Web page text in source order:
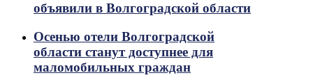
объявили в Волгоградской области
Осенью отели Волгоградской
области станут доступнее для
маломобильных граждан